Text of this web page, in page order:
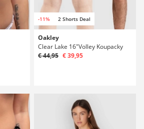
-11% 2 Shorts Deal
Oakley
Clear Lake 16"Volley Koupacky
€ 44,95 € 39,95